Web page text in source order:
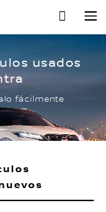
usados
fácilmente